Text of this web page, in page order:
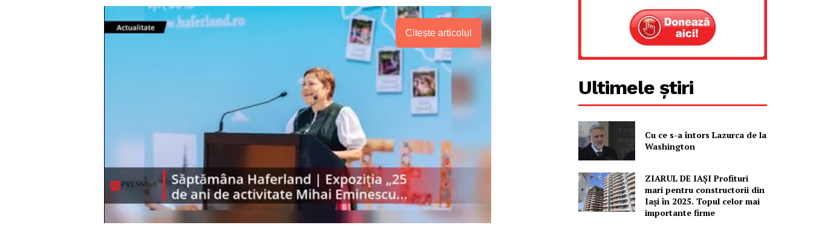
PRESShub
Despre noi / Echipa
Proiecte editoriale
Rețea
Citește articolul
Ultimele știri
Cu ce s-a întors Lazurca de la
Washington
ZIARUL DE IAȘI Profituri
mari pentru constructorii din
Iași în 2025. Topul celor mai
importante firme